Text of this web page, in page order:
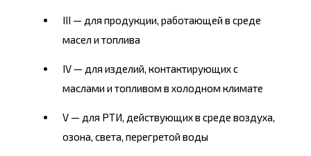
III — для продукции, работающей в среде
масел и топлива
IV — для изделий, контактирующих с
маслами и топливом в холодном климате
V — для РТИ, действующих в среде воздуха,
озона, света, перегретой воды